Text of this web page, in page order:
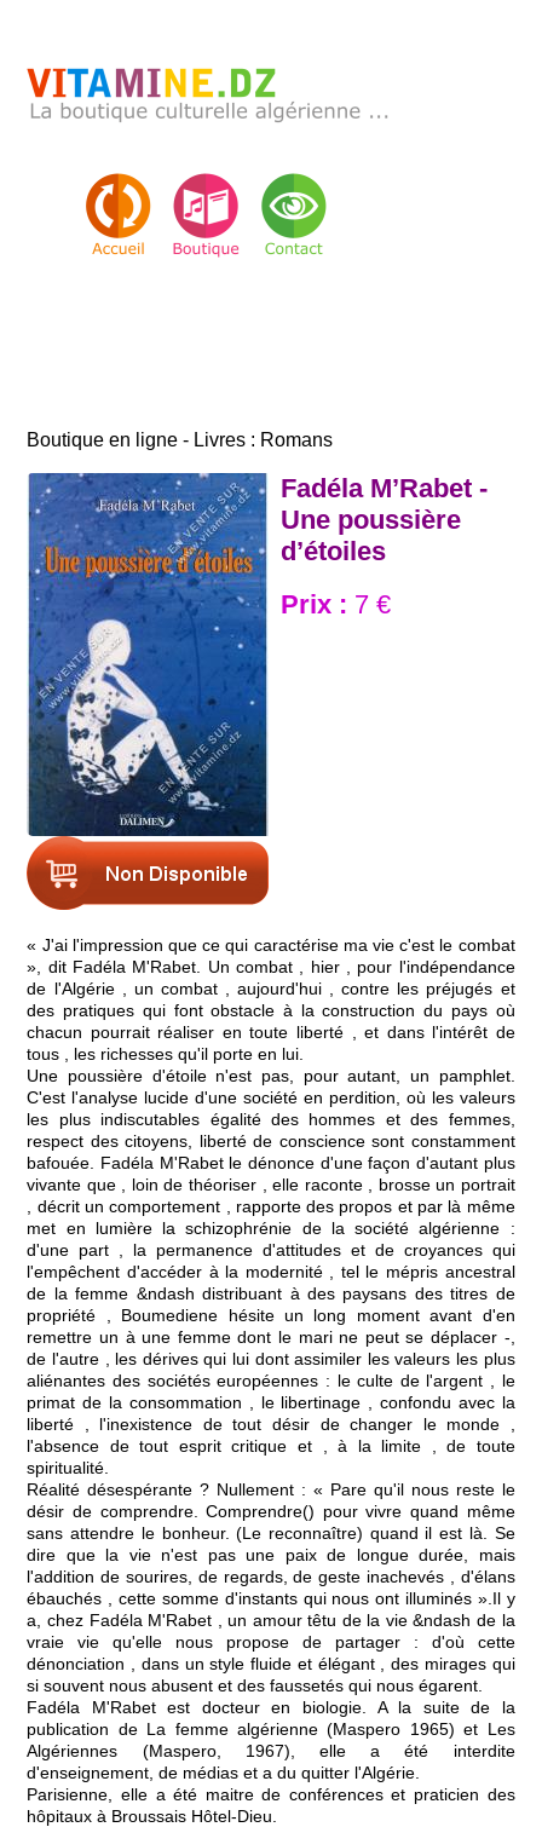
Boutique en ligne - Livres : Romans
Fadéla M’Rabet -
Une poussière
d’étoiles
Prix : 7 €
« J'ai l'impression que ce qui caractérise ma vie c'est le combat
», dit Fadéla M'Rabet. Un combat , hier , pour l'indépendance
de l'Algérie , un combat , aujourd'hui , contre les préjugés et
des pratiques qui font obstacle à la construction du pays où
chacun pourrait réaliser en toute liberté , et dans l'intérêt de
tous , les richesses qu'il porte en lui.
Une poussière d'étoile n'est pas, pour autant, un pamphlet.
C'est l'analyse lucide d'une société en perdition, où les valeurs
les plus indiscutables égalité des hommes et des femmes,
respect des citoyens, liberté de conscience sont constamment
bafouée. Fadéla M'Rabet le dénonce d'une façon d'autant plus
vivante que , loin de théoriser , elle raconte , brosse un portrait
, décrit un comportement , rapporte des propos et par là même
met en lumière la schizophrénie de la société algérienne :
d'une part , la permanence d'attitudes et de croyances qui
l'empêchent d'accéder à la modernité , tel le mépris ancestral
de la femme &ndash distribuant à des paysans des titres de
propriété , Boumediene hésite un long moment avant d'en
remettre un à une femme dont le mari ne peut se déplacer -,
de l'autre , les dérives qui lui dont assimiler les valeurs les plus
aliénantes des sociétés européennes : le culte de l'argent , le
primat de la consommation , le libertinage , confondu avec la
liberté , l'inexistence de tout désir de changer le monde ,
l'absence de tout esprit critique et , à la limite , de toute
spiritualité.
Réalité désespérante ? Nullement : « Pare qu'il nous reste le
désir de comprendre. Comprendre() pour vivre quand même
sans attendre le bonheur. (Le reconnaître) quand il est là. Se
dire que la vie n'est pas une paix de longue durée, mais
l'addition de sourires, de regards, de geste inachevés , d'élans
ébauchés , cette somme d'instants qui nous ont illuminés ».Il y
a, chez Fadéla M'Rabet , un amour têtu de la vie &ndash de la
vraie vie qu'elle nous propose de partager : d'où cette
dénonciation , dans un style fluide et élégant , des mirages qui
si souvent nous abusent et des faussetés qui nous égarent.
Fadéla M'Rabet est docteur en biologie. A la suite de la
publication de La femme algérienne (Maspero 1965) et Les
Algériennes (Maspero, 1967), elle a été interdite
d'enseignement, de médias et a du quitter l'Algérie.
Parisienne, elle a été maitre de conférences et praticien des
hôpitaux à Broussais Hôtel-Dieu.